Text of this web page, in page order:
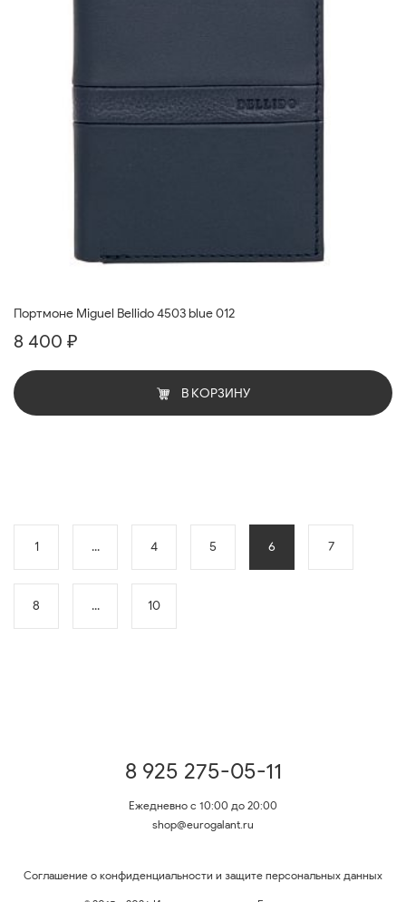
Портмоне Miguel Bellido 4503 blue 012
8 400 ₽
В КОРЗИНУ
1 ... 4 5 6 7
8 ... 10
8 925 275-05-11
Ежедневно с 10:00 до 20:00
shop@eurogalant.ru
Соглашение о конфиденциальности и защите персональных данных